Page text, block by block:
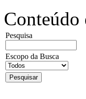
Conteúdo
Pesquisa
Escopo da Busca